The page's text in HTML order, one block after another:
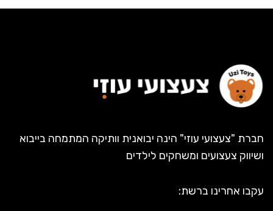
חברת "צעצועי עוזי" הינה יבואנית וותיקה המתמחה בייבוא
ושיווק צעצועים ומשחקים לילדים
עקבו אחרינו ברשת: